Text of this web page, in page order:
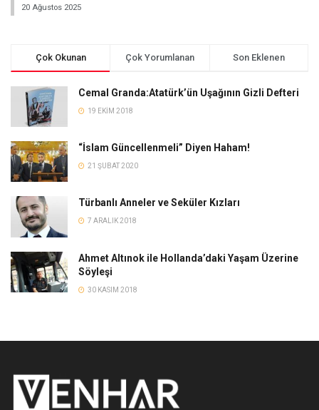
20 Ağustos 2025
Çok Okunan Çok Yorumlanan Son Eklenen
Cemal Granda:Atatürk’ün Uşağının Gizli Defteri
19 EKIM 2018
“İslam Güncellenmeli” Diyen Haham!
21 ŞUBAT 2020
Türbanlı Anneler ve Seküler Kızları
7 ARALIK 2018
Ahmet Altınok ile Hollanda’daki Yaşam Üzerine
Söyleşi
30 KASIM 2018